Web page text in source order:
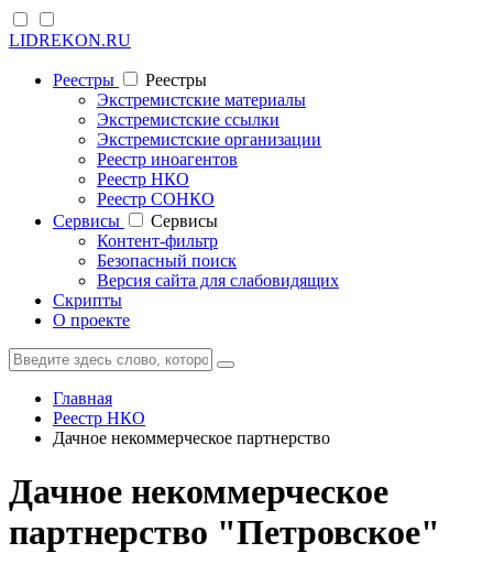
LIDREKON.RU
Реестры
Реестры
Экстремистские материалы
Экстремистские ссылки
Экстремистские организации
Реестр иноагентов
Реестр НКО
Реестр СОНКО
Cервисы
Cервисы
Контент-фильтр
Безопасный поиск
Версия сайта для слабовидящих
Скрипты
О проекте
Главная
Реестр НКО
Дачное некоммерческое партнерство
Дачное некоммерческое
партнерство "Петровское"